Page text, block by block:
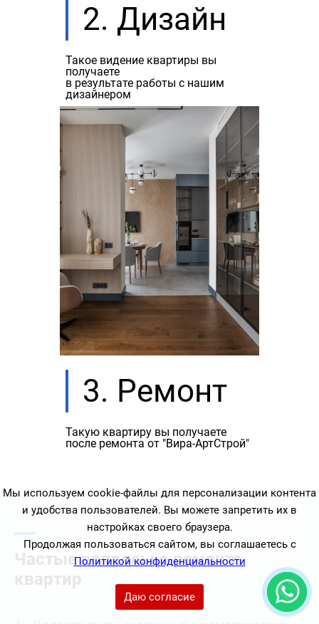
2. Дизайн
Такое видение квартиры вы
получаете
в результате работы с нашим
дизайнером
3. Ремонт
Такую квартиру вы получаете
после ремонта от "Вира-АртСтрой"
Частые вопросы о ремонте
квартир
Мы используем cookie-файлы для персонализации контента
и удобства пользователей. Вы можете запретить их в
настройках своего браузера.
Продолжая пользоваться сайтом, вы соглашаетесь с
Политикой конфиденциальности
Даю согласие